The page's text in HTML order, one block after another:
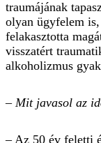
traumájának
olyan ügyfelem
felakasztotta
visszatért
alkoholizmus
– Mit javasol az
– Az 50 év feletti